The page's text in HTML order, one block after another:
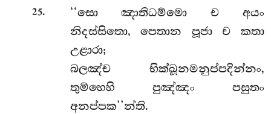
25.
‘‘සො ඤාතිධම්මො ච අයං
නිදස්සිතො, පෙතාන පූජා ච කතා
උළාරා;
බලඤ්ච භික්ඛූනමනුප්පදින්නං,
තුම්හෙහි පුඤ්ඤං පසුතං
අනප්පක’’න්ති.